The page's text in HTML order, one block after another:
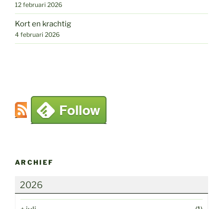
12 februari 2026
Kort en krachtig
4 februari 2026
ARCHIEF
2026